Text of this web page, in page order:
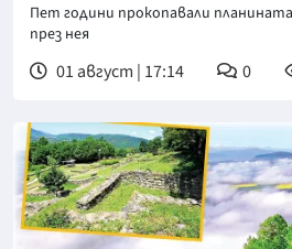
Пет години прокопавали
през нея
01 август | 17:14 0